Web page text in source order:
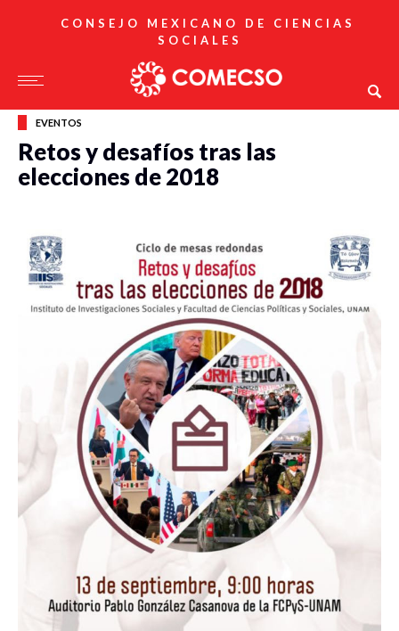
CONSEJO MEXICANO DE CIENCIAS
SOCIALES
EVENTOS
Retos y desafíos tras las
elecciones de 2018